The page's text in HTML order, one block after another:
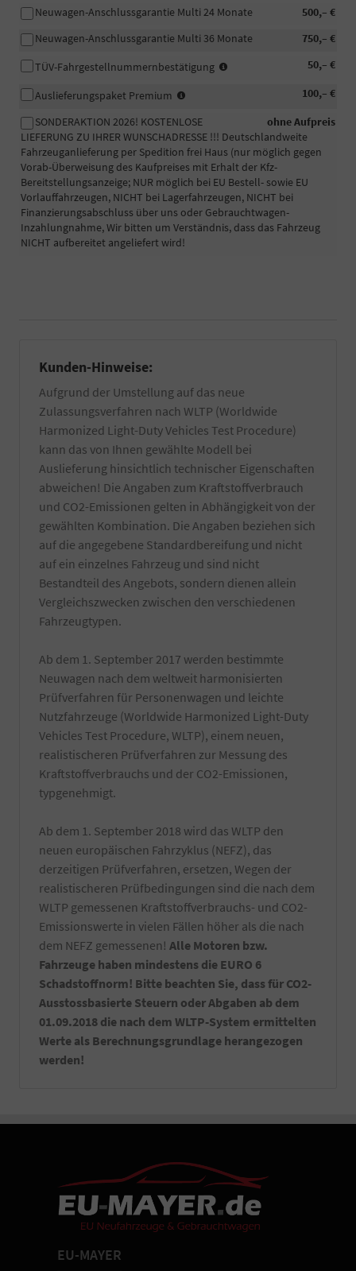
500,– €
Neuwagen-Anschlussgarantie Multi 24 Monate
750,– €
Neuwagen-Anschlussgarantie Multi 36 Monate
50,– €
TÜV-Fahrgestellnummernbestätigung
beglaubigte
Bestätigung
der
Fahrgestellnummer
Ihres
PKW
für
am
besten
bei
Ihrer
örtlichen
Zulassungsbehörde.
Die
Bestätigung
wird
durch
einen
TÜV-
Angestellten
durchgeführt.
100,– €
Auslieferungspaket Premium
Premium:
Das
Fahrzeug
wird
professionell
in
unserem
eigenen
und
Kleberückstände
entfernt.
einer
Innenreinigung
und
Entfernung
von
z.T.
schwer
entfernbaren
produktionsseitigen
Rückständen.
Es
hochwertige
Reiniger
verwendet
und
natürlich
nur
von
Hand
gewaschen.
kurz
vor
Fahrzeugabholung
bzw.
Fahrzeugübergabe.
-
Notfallset
Verbandsmaterial,
Warndreieck,
Maske,
Warnweste)
Ein
Satz
erhalten
bei
Abholung
in
Aschaffenburg
ohne Aufpreis
SONDERAKTION 2026! KOSTENLOSE
LIEFERUNG ZU IHRER WUNSCHADRESSE !!! Deutschlandweite
Fahrzeuganlieferung per Spedition frei Haus (nur möglich gegen
Vorab-Überweisung des Kaufpreises mit Erhalt der Kfz-
Bereitstellungsanzeige; NUR möglich bei EU Bestell- sowie EU
Vorlauffahrzeugen, NICHT bei Lagerfahrzeugen, NICHT bei
Finanzierungsabschluss über uns oder Gebrauchtwagen-
Inzahlungnahme, Wir bitten um Verständnis, dass das Fahrzeug
NICHT aufbereitet angeliefert wird!
Kunden-Hinweise:
Aufgrund der Umstellung auf das neue
Zulassungsverfahren nach WLTP (Worldwide
Harmonized Light-Duty Vehicles Test Procedure)
kann das von Ihnen gewählte Modell bei
Auslieferung hinsichtlich technischer Eigenschaften
abweichen! Die Angaben zum Kraftstoffverbrauch
und CO2-Emissionen gelten in Abhängigkeit von der
gewählten Kombination. Die Angaben beziehen sich
auf die angegebene Standardbereifung und nicht
auf ein einzelnes Fahrzeug und sind nicht
Bestandteil des Angebots, sondern dienen allein
Vergleichszwecken zwischen den verschiedenen
Fahrzeugtypen.
Ab dem 1. September 2017 werden bestimmte
Neuwagen nach dem weltweit harmonisierten
Prüfverfahren für Personenwagen und leichte
Nutzfahrzeuge (Worldwide Harmonized Light-Duty
Vehicles Test Procedure, WLTP), einem neuen,
realistischeren Prüfverfahren zur Messung des
Kraftstoffverbrauchs und der CO2-Emissionen,
typgenehmigt.
Ab dem 1. September 2018 wird das WLTP den
neuen europäischen Fahrzyklus (NEFZ), das
derzeitigen Prüfverfahren, ersetzen, Wegen der
realistischeren Prüfbedingungen sind die nach dem
WLTP gemessenen Kraftstoffverbrauchs- und CO2-
Emissionswerte in vielen Fällen höher als die nach
dem NEFZ gemessenen! Alle Motoren bzw.
Fahrzeuge haben mindestens die EURO 6
Schadstoffnorm! Bitte beachten Sie, dass für CO2-
Ausstossbasierte Steuern oder Abgaben ab dem
01.09.2018 die nach dem WLTP-System ermittelten
Werte als Berechnungsgrundlage herangezogen
werden!
EU-MAYER